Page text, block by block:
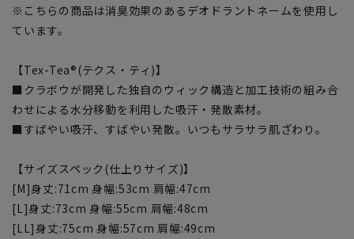
※こちらの商品は消臭効果のあるデオドラントネームを使用し
ています。
【Tex-Tea®(テクス・ティ)】
■クラボウが開発した独自のウィック構造と加工技術の組み合
わせによる水分移動を利用した吸汗・発散素材。
■すばやい吸汗、すばやい発散。いつもサラサラ肌ざわり。
【サイズスペック(仕上りサイズ)】
[M]身丈:71cm 身幅:53cm 肩幅:47cm
[L]身丈:73cm 身幅:55cm 肩幅:48cm
[LL]身丈:75cm 身幅:57cm 肩幅:49cm